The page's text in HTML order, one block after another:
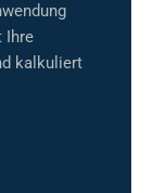
Ihre
kalkuliert